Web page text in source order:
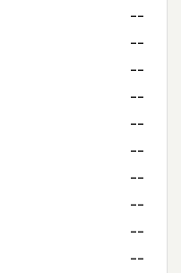
--
--
--
--
--
--
--
--
--
--